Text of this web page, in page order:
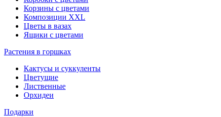
Корзины с цветами
Композиции XXL
Цветы в вазах
Ящики с цветами
Растения в горшках
Кактусы и суккуленты
Цветущие
Лиственные
Орхидеи
Подарки